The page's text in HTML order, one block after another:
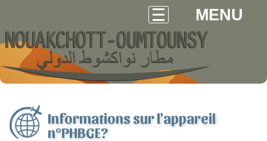
MENU
Informations sur l'appareil
n°PHBGE?